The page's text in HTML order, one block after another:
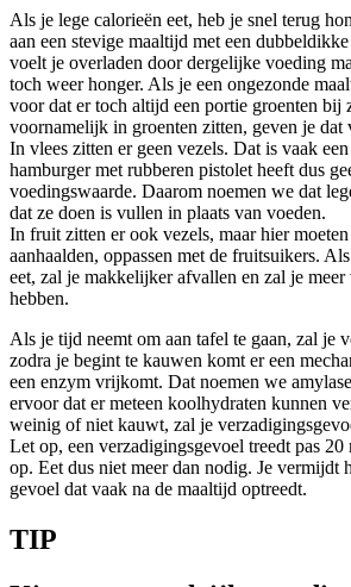
Als je lege calorieën eet, heb je snel terug
aan een stevige maaltijd met een
voelt je overladen door dergelijke voeding
toch weer honger. Als je een ongezonde
voor dat er toch altijd een portie groenten bij
voornamelijk in groenten zitten, geven je dat
In vlees zitten er geen vezels. Dat is vaak
hamburger met rubberen pistolet heeft dus
voedingswaarde. Daarom noemen we dat
dat ze doen is vullen in plaats van voeden.
In fruit zitten er ook vezels, maar hier
aanhaalden, oppassen met de fruitsuikers.
eet, zal je makkelijker afvallen en zal je
hebben.
Als je tijd neemt om aan tafel te gaan, zal je
zodra je begint te kauwen komt er een
een enzym vrijkomt. Dat noemen we
ervoor dat er meteen koolhydraten kunnen
weinig of niet kauwt, zal je
Let op, een verzadigingsgevoel treedt pas
op. Eet dus niet meer dan nodig. Je vermijdt
gevoel dat vaak na de maaltijd optreedt.
TIP